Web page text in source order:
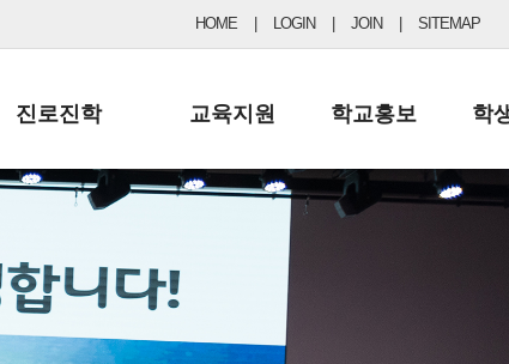
HOME LOGIN JOIN SITEMAP
진로진학
공지사항 및 입시자료
드림레터
교육지원
행정실
학교운영위원회
학교건축기금
학교홍보
보도자료
학